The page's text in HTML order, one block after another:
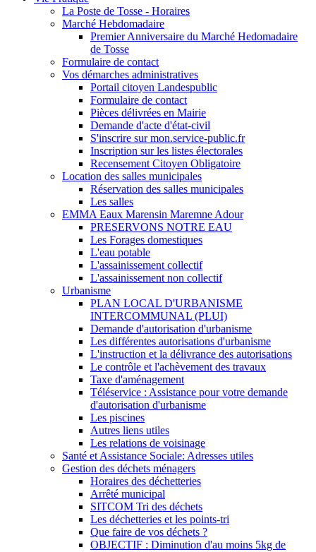
La Poste de Tosse - Horaires
Marché Hebdomadaire
Premier Anniversaire du Marché Hedomadaire
de Tosse
Formulaire de contact
Vos démarches administratives
Portail citoyen Landespublic
Formulaire de contact
Pièces délivrées en Mairie
Demande d'acte d'état-civil
S'inscrire sur mon.service-public.fr
Inscription sur les listes électorales
Recensement Citoyen Obligatoire
Location des salles municipales
Réservation des salles municipales
Les salles
EMMA Eaux Marensin Maremne Adour
PRESERVONS NOTRE EAU
Les Forages domestiques
L'eau potable
L'assainissement collectif
L'assainissement non collectif
Urbanisme
PLAN LOCAL D'URBANISME
INTERCOMMUNAL (PLUI)
Demande d'autorisation d'urbanisme
Les différentes autorisations d'urbanisme
L'instruction et la délivrance des autorisations
Le contrôle et l'achèvement des travaux
Taxe d'aménagement
Téléservice : Assistance pour votre demande
d'autorisation d'urbanisme
Les piscines
Autres liens utiles
Les relations de voisinage
Santé et Assistance Sociale: Adresses utiles
Gestion des déchets ménagers
Horaires des déchetteries
Arrêté municipal
SITCOM Tri des déchets
Les déchetteries et les points-tri
Que faire de vos déchets ?
OBJECTIF : Diminution d'au moins 5kg de